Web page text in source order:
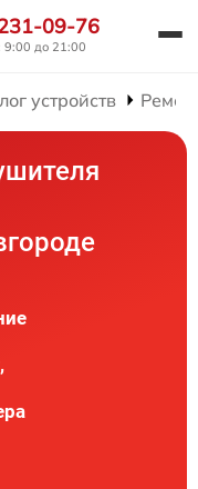
09-76
9:00 до 21:00
устройств